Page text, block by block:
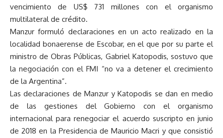
vencimiento de US$ 731 millones con el organismo
multilateral de crédito.
Manzur formuló declaraciones en un acto realizado en la
localidad bonaerense de Escobar, en el que por su parte el
ministro de Obras Públicas, Gabriel Katopodis, sostuvo que
la negociación con el FMI “no va a detener el crecimiento
de la Argentina”.
Las declaraciones de Manzur y Katopodis se dan en medio
de las gestiones del Gobierno con el organismo
internacional para renegociar el acuerdo suscripto en junio
de 2018 en la Presidencia de Mauricio Macri y que consistió